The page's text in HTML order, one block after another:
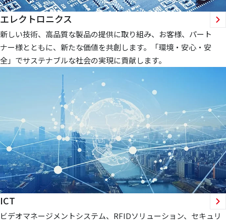
エレクトロニクス
新しい技術、高品質な製品の提供に取り組み、お客様、パート
ナー様とともに、新たな価値を共創します。「環境・安心・安
全」でサステナブルな社会の実現に貢献します。
ICT
ビデオマネージメントシステム、RFIDソリューション、セキュリ